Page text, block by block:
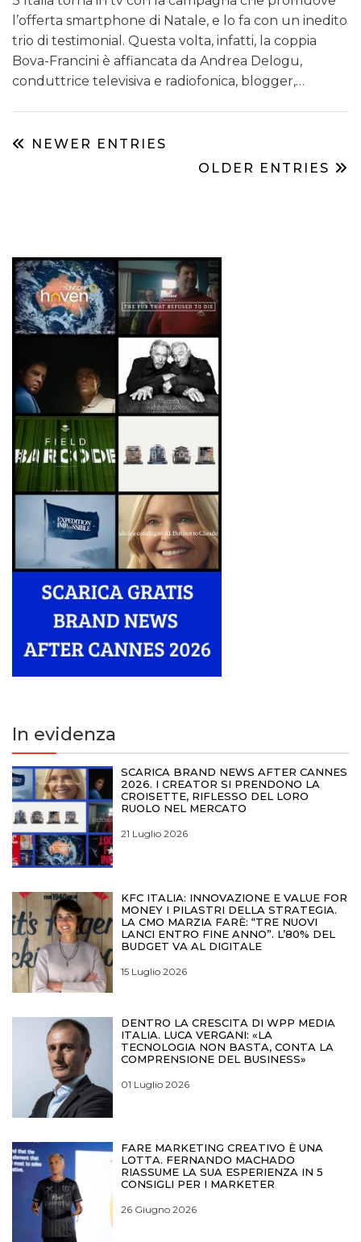
l’offerta smartphone di Natale, e lo fa con un inedito
trio di testimonial. Questa volta, infatti, la coppia
Bova-Francini è affiancata da Andrea Delogu,
conduttrice televisiva e radiofonica, blogger,…
NEWER ENTRIES
OLDER ENTRIES
In evidenza
SCARICA BRAND NEWS AFTER CANNES
2026. I CREATOR SI PRENDONO LA
CROISETTE, RIFLESSO DEL LORO
RUOLO NEL MERCATO
21 Luglio 2026
KFC ITALIA: INNOVAZIONE E VALUE FOR
MONEY I PILASTRI DELLA STRATEGIA.
LA CMO MARZIA FARÈ: “TRE NUOVI
LANCI ENTRO FINE ANNO”. L’80% DEL
BUDGET VA AL DIGITALE
15 Luglio 2026
DENTRO LA CRESCITA DI WPP MEDIA
ITALIA. LUCA VERGANI: «LA
TECNOLOGIA NON BASTA, CONTA LA
COMPRENSIONE DEL BUSINESS»
01 Luglio 2026
FARE MARKETING CREATIVO È UNA
LOTTA. FERNANDO MACHADO
RIASSUME LA SUA ESPERIENZA IN 5
CONSIGLI PER I MARKETER
26 Giugno 2026